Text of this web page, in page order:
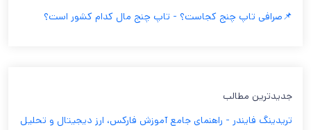
📌صرافی تاپ چنج کجاست؟ - تاپ چنج مال کدام کشور است؟
جدیدترین مطالب
تریدینگ فایندر - راهنمای جامع آموزش فارکس، ارز دیجیتال و تحلیل